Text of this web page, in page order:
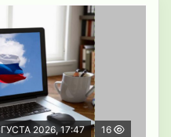
2026, 17:47 16